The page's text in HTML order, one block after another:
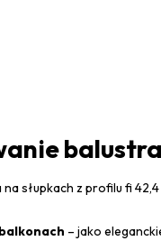
słupkach z profilu fi
– jako